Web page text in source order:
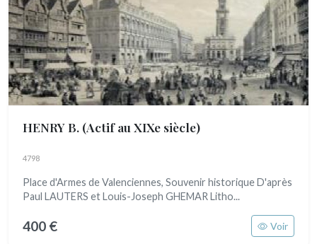
HENRY B. (Actif au XIXe siècle)
4798
Place d'Armes de Valenciennes, Souvenir historique D'après
Paul LAUTERS et Louis-Joseph GHEMAR Litho...
400 € Voir